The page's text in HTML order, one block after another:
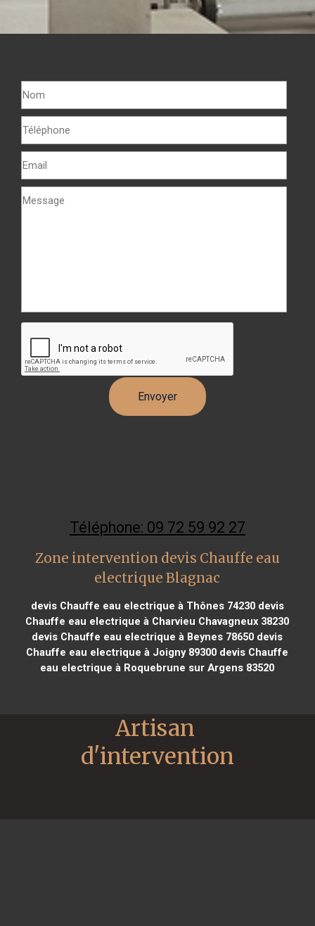
Téléphone: 09 72 59 92 27
Zone intervention devis Chauffe eau
electrique Blagnac
devis Chauffe eau electrique à Thônes 74230devis
Chauffe eau electrique à Charvieu Chavagneux 38230
devis Chauffe eau electrique à Beynes 78650 devis
Chauffe eau electrique à Joigny 89300 devis Chauffe
eau electrique à Roquebrune sur Argens 83520
Artisan
d'intervention